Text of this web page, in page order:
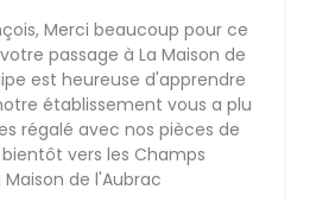
Merci beaucoup pour ce
passage à La Maison de
est heureuse d'apprendre
établissement vous a plu
régalé avec nos pièces de
vers les Champs
Maison de l'Aubrac